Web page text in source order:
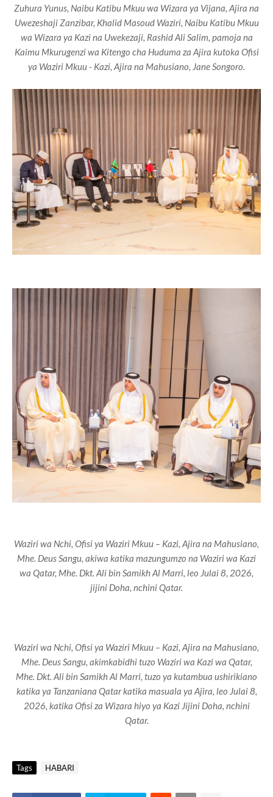
Zuhura Yunus, Naibu Katibu Mkuu wa Wizara ya Vijana, Ajira na
Uwezeshaji Zanzibar, Khalid Masoud Waziri, Naibu Katibu Mkuu
wa Wizara ya Kazi na Uwekezaji, Rashid Ali Salim, pamoja na
Kaimu Mkurugenzi wa Kitengo cha Huduma za Ajira kutoka Ofisi
ya Waziri Mkuu - Kazi, Ajira na Mahusiano, Jane Songoro.
Waziri wa Nchi, Ofisi ya Waziri Mkuu – Kazi, Ajira na Mahusiano,
Mhe. Deus Sangu, akiwa katika mazungumzo na Waziri wa Kazi
wa Qatar, Mhe. Dkt. Ali bin Samikh Al Marri, leo Julai 8, 2026,
jijini Doha, nchini Qatar.
Waziri wa Nchi, Ofisi ya Waziri Mkuu – Kazi, Ajira na Mahusiano,
Mhe. Deus Sangu, akimkabidhi tuzo Waziri wa Kazi wa Qatar,
Mhe. Dkt. Ali bin Samikh Al Marri, tuzo ya kutambua ushirikiano
katika ya Tanzaniana Qatar katika masuala ya Ajira, leo Julai 8,
2026, katika Ofisi za Wizara hiyo ya Kazi Jijini Doha, nchini
Qatar.
Tags HABARI